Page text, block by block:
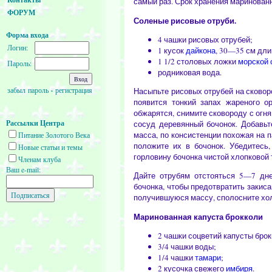
ФОРУМ
Форма входа
Логин:
Пароль:
забыл пароль·регистрация
Рассылки Центра
Питание Золотого Века
Новые статьи и темы
Членам клуба
Ваш e-mail:
Соленые рисовые отруби.
4 чашки рисовых отрубей;
1 кусокдайкона, 30—35 см
1 1/2 столовых ложкиморской
родниковая вода.
Насыпьте рисовых отрубей на
появится тонкий запах жареного
обжарятся, снимите сковороду с
сосуд деревянный бочонок.
масса, по консистенции похожая на
положите их в бочонок.
горловину бочонка чистой
Дайте отрубям отстояться 5—7
бочонка, чтобы предотвратить
получившуюся массу, сполосните
Маринованная капуста брокколи
2 чашки соцветий капусты
3/4 чашки воды;
1/4 чашкитамари;
2 кусочка свежегоимбиря.